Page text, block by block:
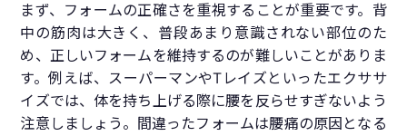
まず、フォームの正確さを重視することが重要です。背
中の筋肉は大きく、普段あまり意識されない部位のた
め、正しいフォームを維持するのが難しいことがありま
す。例えば、スーパーマンやTレイズといったエクササ
イズでは、体を持ち上げる際に腰を反らせすぎないよう
注意しましょう。間違ったフォームは腰痛の原因となる